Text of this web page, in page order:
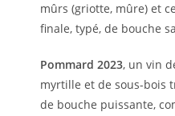
mûrs (griotte, mûre) et
finale, typé, de bouche
Pommard 2023, un vin
myrtille et de sous-bois
de bouche puissante,